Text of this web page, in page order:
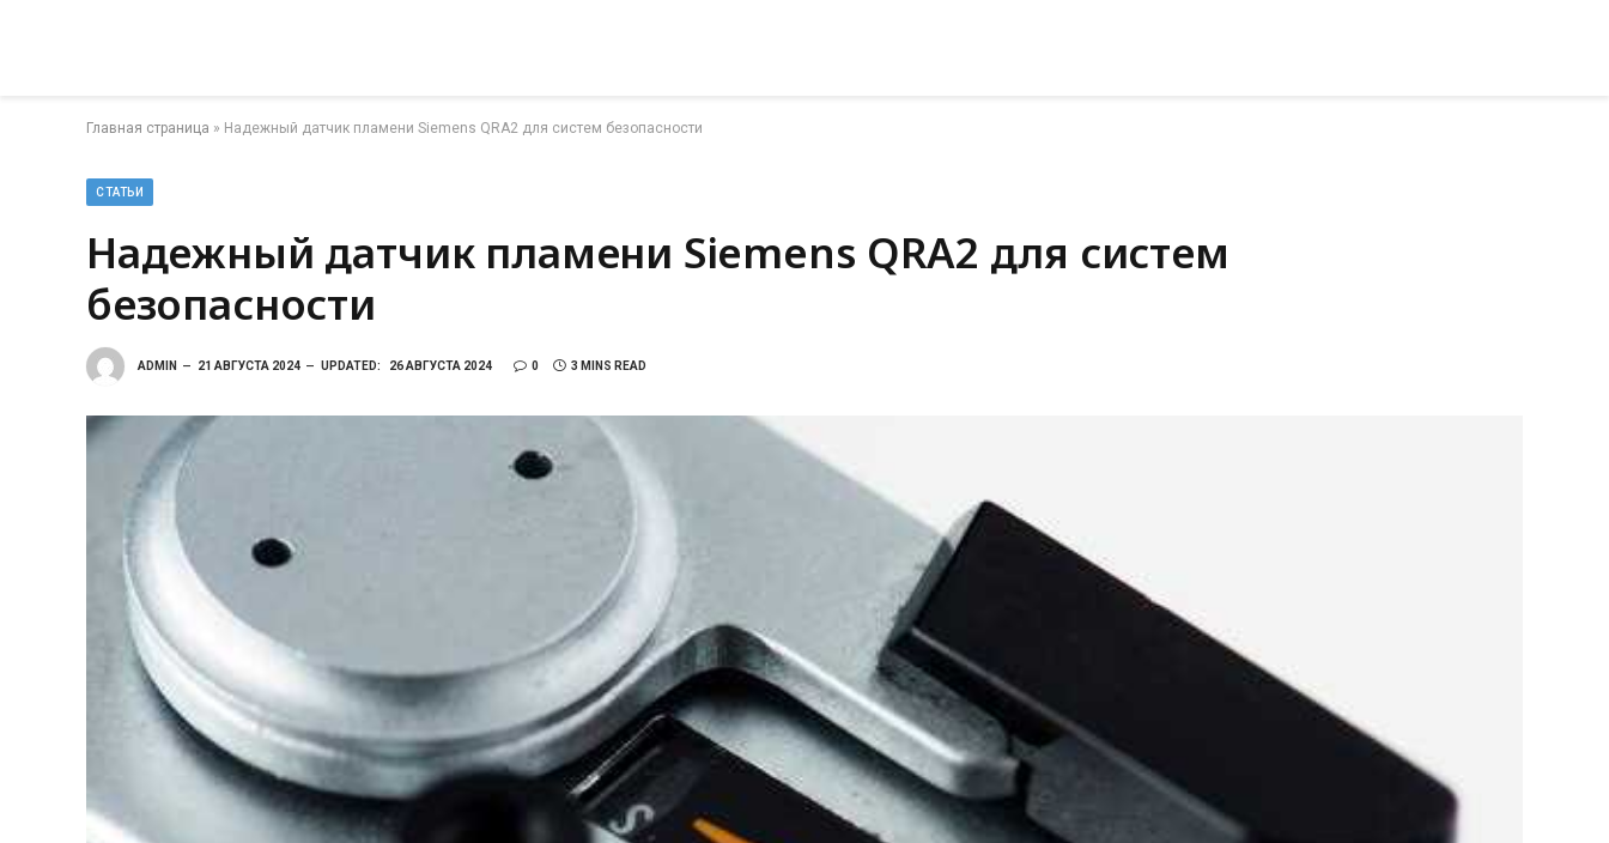
Главная страница » Надежный датчик пламени Siemens QRA2 для систем безопасности
СТАТЬИ
Надежный датчик пламени Siemens QRA2 для систем
безопасности
ADMIN 21 АВГУСТА 2024 UPDATED: 26 АВГУСТА 2024 0 3 MINS READ